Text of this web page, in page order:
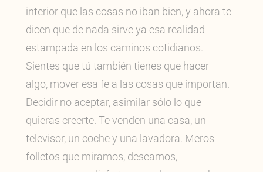
interior que las cosas no iban bien, y ahora te
dicen que de nada sirve ya esa realidad
estampada en los caminos cotidianos.
Sientes que tú también tienes que hacer
algo, mover esa fe a las cosas que importan.
Decidir no aceptar, asimilar sólo lo que
quieras creerte. Te venden una casa, un
televisor, un coche y una lavadora. Meros
folletos que miramos, deseamos,